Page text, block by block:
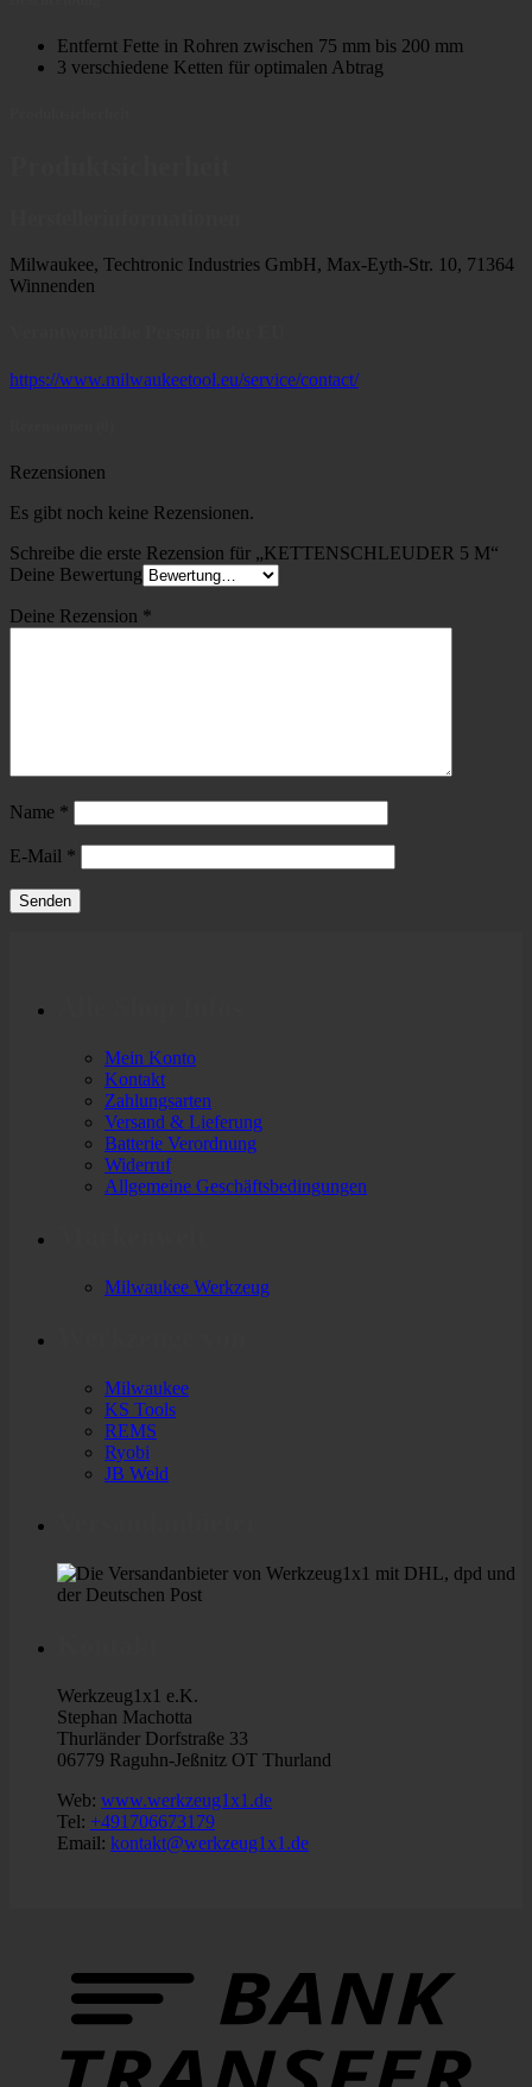
Entfernt Fette in Rohren zwischen 75 mm bis 200 mm
3 verschiedene Ketten für optimalen Abtrag
Milwaukee, Techtronic Industries GmbH, Max-Eyth-Str. 10, 71364
Winnenden
https://www.milwaukeetool.eu/service/contact/
Rezensionen
Es gibt noch keine Rezensionen.
Schreibe die erste Rezension für „KETTENSCHLEUDER 5 M“
Deine Bewertung
Deine Rezension *
Name *
E-Mail *
Mein Konto
Kontakt
Zahlungsarten
Versand & Lieferung
Batterie Verordnung
Widerruf
Allgemeine Geschäftsbedingungen
Milwaukee Werkzeug
Milwaukee
KS Tools
REMS
Ryobi
JB Weld
Werkzeug1x1 e.K.
Stephan Machotta
Thurländer Dorfstraße 33
06779 Raguhn-Jeßnitz OT Thurland
Web: www.werkzeug1x1.de
Tel: +491706673179
Email: kontakt@werkzeug1x1.de